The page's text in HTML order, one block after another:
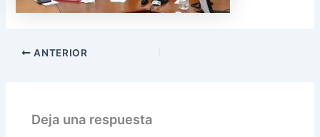
ANTERIOR
Deja una respuesta